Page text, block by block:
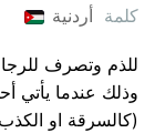
كلمة أردنية
للذم وتصرف
وذلك عندما يأتي
(كالسرقة او